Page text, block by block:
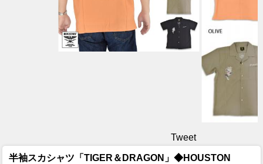
Tweet
半袖スカシャツ「TIGER＆DRAGON」◆HOUSTON